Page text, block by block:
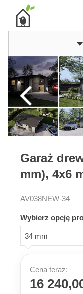
Garaż
mm), 4x6
AV038NEW-34
Wybierz opcję
34 mm
Cena teraz:
16